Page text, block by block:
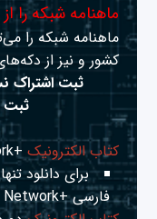
ماهنامه شبکه را
ماهنامه شبکه را
کشور و نیز از
ثبت اشتراک
ثبت
کتاب الکترونیک+Network راهنمای شبکه‌ها
برای دانلود
فارسی +Network